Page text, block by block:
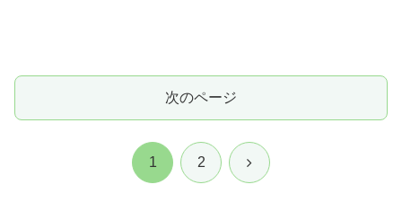
次のページ
1 2 次